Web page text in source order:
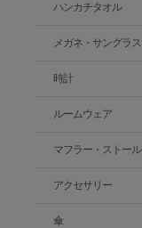
ハンカチタオル
メガネ・サングラス
時計
ルームウェア
マフラー・ストール
アクセサリー
傘